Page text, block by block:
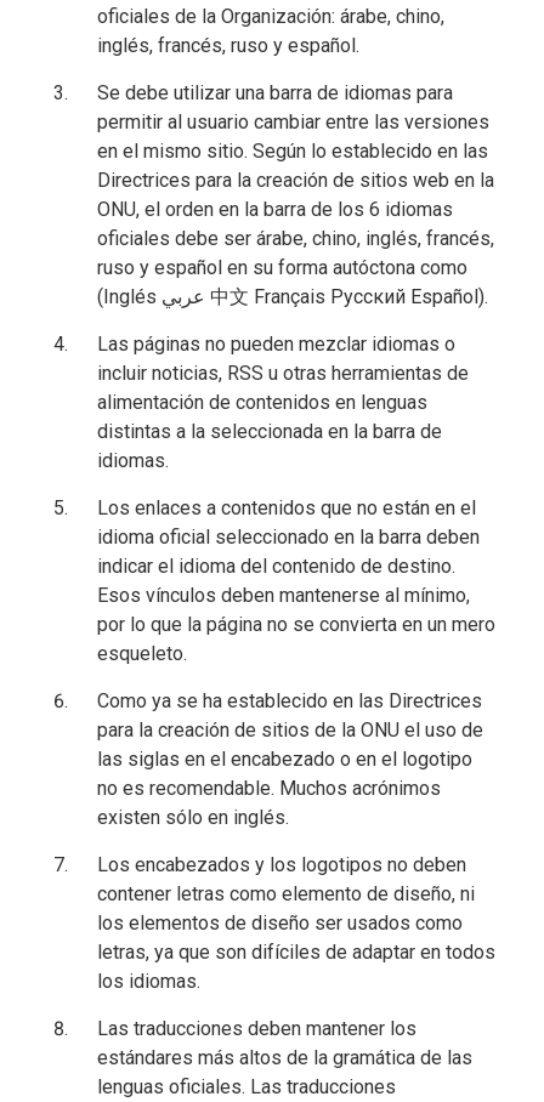
oficiales de la Organización: árabe, chino,
inglés, francés, ruso y español.
Se debe utilizar una barra de idiomas para
permitir al usuario cambiar entre las versiones
en el mismo sitio. Según lo establecido en las
Directrices para la creación de sitios web en la
ONU, el orden en la barra de los 6 idiomas
oficiales debe ser árabe, chino, inglés, francés,
ruso y español en su forma autóctona como
(Inglés عربي 中文 Français Русский Español).
Las páginas no pueden mezclar idiomas o
incluir noticias, RSS u otras herramientas de
alimentación de contenidos en lenguas
distintas a la seleccionada en la barra de
idiomas.
Los enlaces a contenidos que no están en el
idioma oficial seleccionado en la barra deben
indicar el idioma del contenido de destino.
Esos vínculos deben mantenerse al mínimo,
por lo que la página no se convierta en un mero
esqueleto.
Como ya se ha establecido en las Directrices
para la creación de sitios de la ONU el uso de
las siglas en el encabezado o en el logotipo
no es recomendable. Muchos acrónimos
existen sólo en inglés.
Los encabezados y los logotipos no deben
contener letras como elemento de diseño, ni
los elementos de diseño ser usados como
letras, ya que son difíciles de adaptar en todos
los idiomas.
Las traducciones deben mantener los
estándares más altos de la gramática de las
lenguas oficiales. Las traducciones